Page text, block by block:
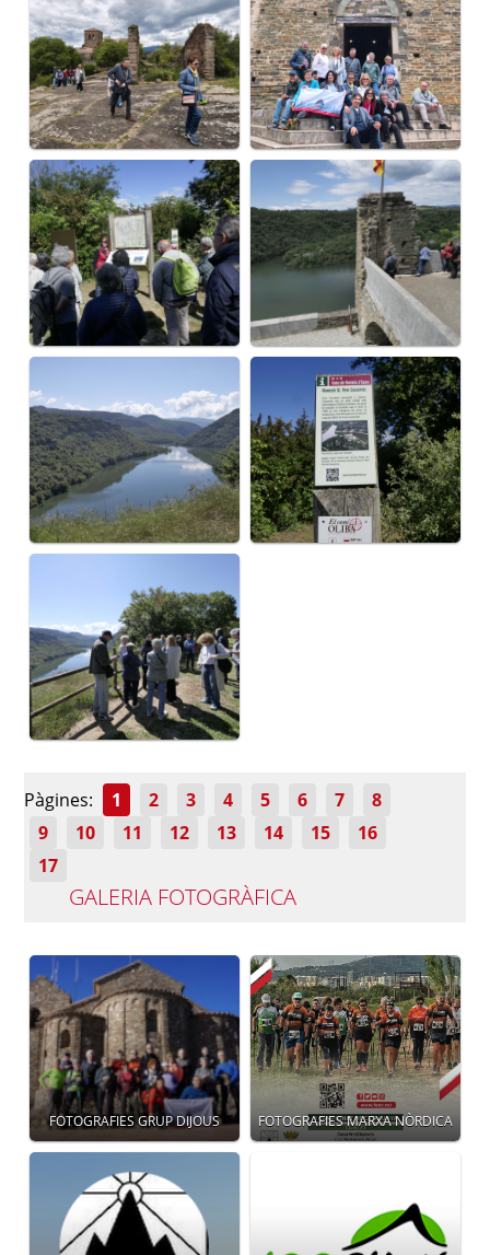
Pàgines: 1 2 3 4 5 6 7
8
9
10 11 12 13 14 15
16
17
GALERIA FOTOGRÀFICA
FOTOGRAFIES GRUP DIJOUS FOTOGRAFIES MARXA NÒRDICA